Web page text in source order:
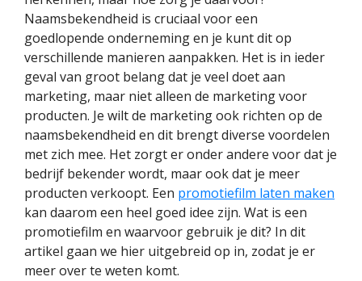
Naamsbekendheid is cruciaal voor een
goedlopende onderneming en je kunt dit op
verschillende manieren aanpakken. Het is in ieder
geval van groot belang dat je veel doet aan
marketing, maar niet alleen de marketing voor
producten. Je wilt de marketing ook richten op de
naamsbekendheid en dit brengt diverse voordelen
met zich mee. Het zorgt er onder andere voor dat je
bedrijf bekender wordt, maar ook dat je meer
producten verkoopt. Een promotiefilm laten maken
kan daarom een heel goed idee zijn. Wat is een
promotiefilm en waarvoor gebruik je dit? In dit
artikel gaan we hier uitgebreid op in, zodat je er
meer over te weten komt.